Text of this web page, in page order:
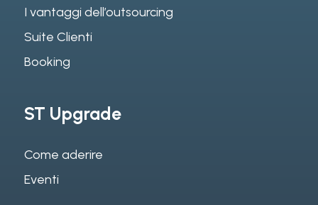
I vantaggi dell’outsourcing
Suite Clienti
Booking
ST Upgrade
Come aderire
Eventi